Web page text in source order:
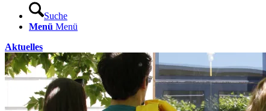
Suche
Menü Menü
Aktuelles